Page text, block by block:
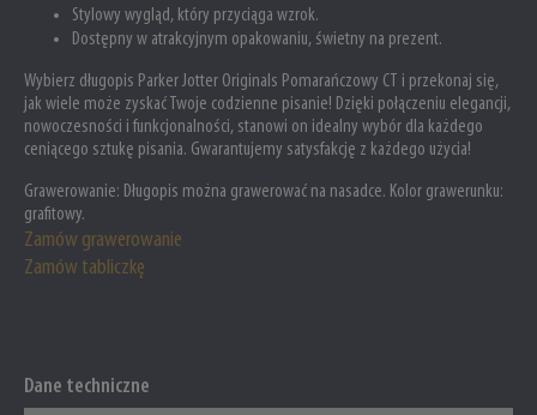
Stylowy wygląd, który przyciąga wzrok.
Dostępny w atrakcyjnym opakowaniu, świetny na prezent.
Wybierz długopis Parker Jotter Originals Pomarańczowy CT i przekonaj się,
jak wiele może zyskać Twoje codzienne pisanie! Dzięki połączeniu elegancji,
nowoczesności i funkcjonalności, stanowi on idealny wybór dla każdego
ceniącego sztukę pisania. Gwarantujemy satysfakcję z każdego użycia!
Grawerowanie: Długopis można grawerować na nasadce. Kolor grawerunku:
grafitowy.
Zamów grawerowanie
Zamów tabliczkę
Dane techniczne